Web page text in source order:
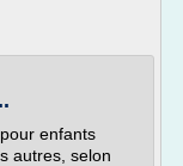
enfants
autres, selon